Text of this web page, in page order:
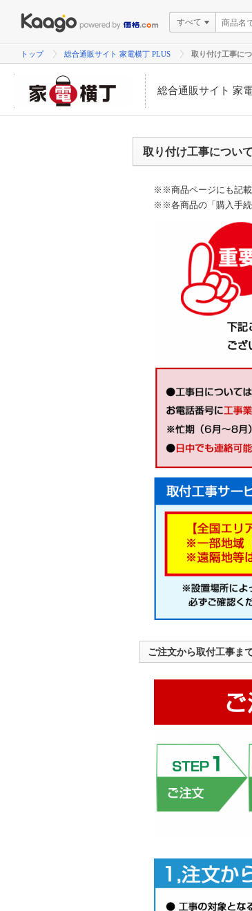
すべて
トップ 総合通販サイト 家電横丁 PLUS 取り付け工事に
総合通販サイト 家
取り付け工事について
※※商品ページにも記載
※※各商品の「購入手続
ご注文から取付工事ま